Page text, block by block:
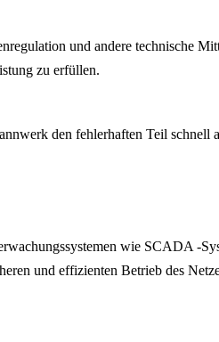
und andere technische
zu erfüllen.
den fehlerhaften Teil schnell
wie SCADA -
und effizienten Betrieb des